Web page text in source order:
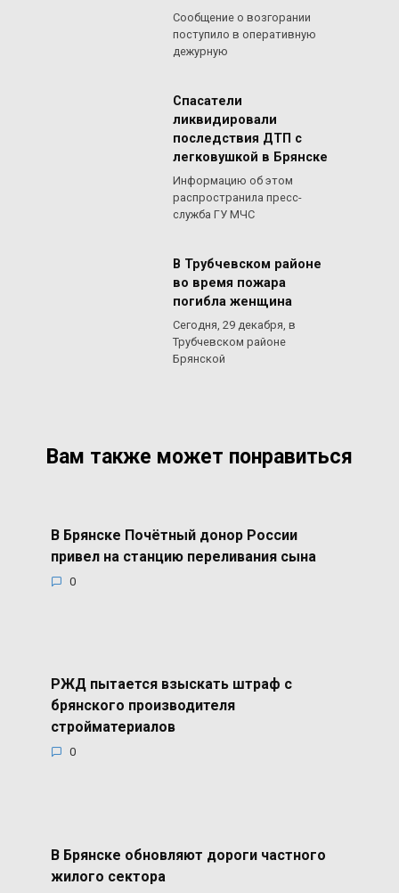
Сообщение о возгорании
поступило в оперативную
дежурную
Спасатели
ликвидировали
последствия ДТП с
легковушкой в Брянске
Информацию об этом
распространила пресс-
служба ГУ МЧС
В Трубчевском районе
во время пожара
погибла женщина
Сегодня, 29 декабря, в
Трубчевском районе
Брянской
Вам также может понравиться
В Брянске Почётный донор России
привел на станцию переливания сына
0
РЖД пытается взыскать штраф с
брянского производителя
стройматериалов
0
В Брянске обновляют дороги частного
жилого сектора